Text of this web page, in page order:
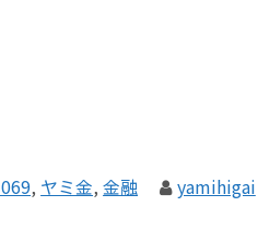
, ヤミ金,金融 yamihigai